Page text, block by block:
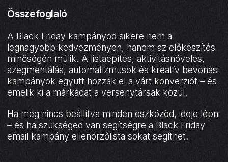
Összefoglaló
A Black Friday kampányod sikere nem a
legnagyobb kedvezményen, hanem az előkészítés
minőségén múlik. A listaépítés, aktivitásnövelés,
szegmentálás, automatizmusok és kreatív bevonási
kampányok együtt hozzák el a várt konverziót – és
emelik ki a márkádat a versenytársak közül.
Ha még nincs beállítva minden eszközöd, ideje lépni
– és ha szükséged van segítségre a Black Friday
email kampány ellenörzőlista sokat segíthet.